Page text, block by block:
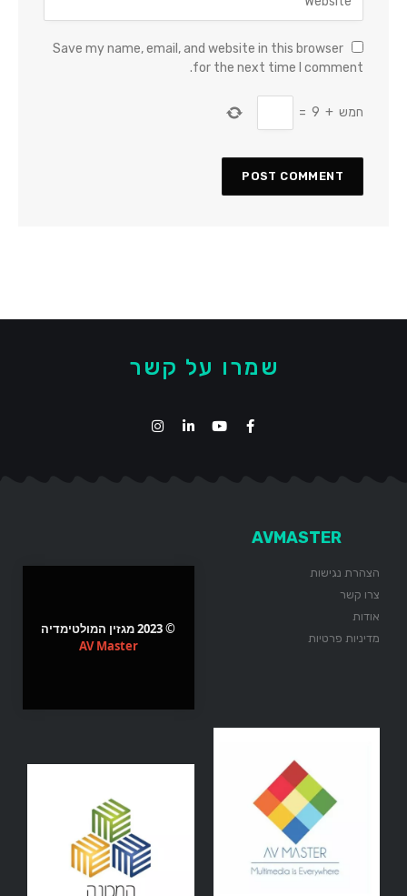
Save my name, email, and website in this browser
for the next time I comment.
חמש +
9
=
שמרו על קשר
AVMASTER
הצהרת נגישות
צרו קשר
אודות
מדיניות פרטיות
© 2023 מגזין המולטימדיה
AV Master